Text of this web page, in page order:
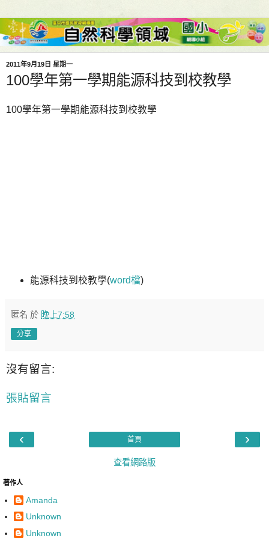
2011年9月19日 星期一
100學年第一學期能源科技到校教學
100學年第一學期能源科技到校教學
能源科技到校教學(word檔)
匿名 於 晚上7:58
分享
沒有留言:
張貼留言
‹ ›
首頁
查看網路版
著作人
Amanda
Unknown
Unknown